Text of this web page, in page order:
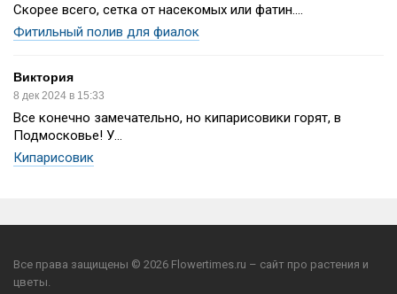
Скорее всего, сетка от насекомых или фатин....
Фитильный полив для фиалок
Виктория
8 дек 2024 в 15:33
Все конечно замечательно, но кипарисовики горят, в
Подмосковье! У...
Кипарисовик
Все права защищены © 2026 Flowertimes.ru – сайт про растения и
цветы.